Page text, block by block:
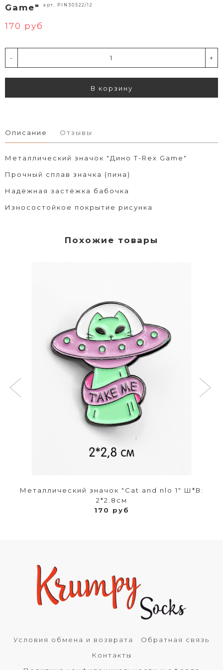
Game"
арт. PIN30522/12
170 руб
- +
В корзину
Описание Отзывы
Металлический значок "Дино T-Rex Game"
Прочный сплав значка (пина)
Надёжная застёжка бабочка
Износостойкое покрытие рисунка
Похожие товары
Металлический значок "Cat and nlo 1" Ш*В:
2*2.8см
170 руб
Условия обмена и возврата
Обратная связь
Контакты